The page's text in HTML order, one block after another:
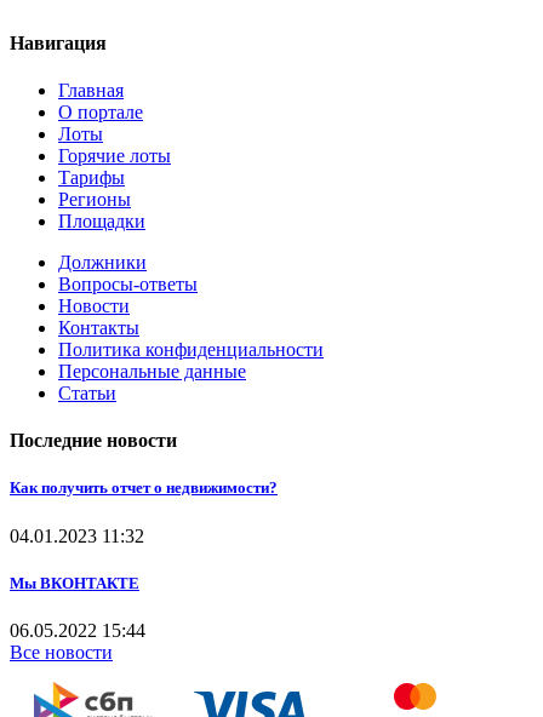
Навигация
Главная
О портале
Лоты
Горячие лоты
Тарифы
Регионы
Площадки
Должники
Вопросы-ответы
Новости
Контакты
Политика конфиденциальности
Персональные данные
Статьи
Последние новости
Как получить отчет о недвижимости?
04.01.2023 11:32
Мы ВКОНТАКТЕ
06.05.2022 15:44
Все новости